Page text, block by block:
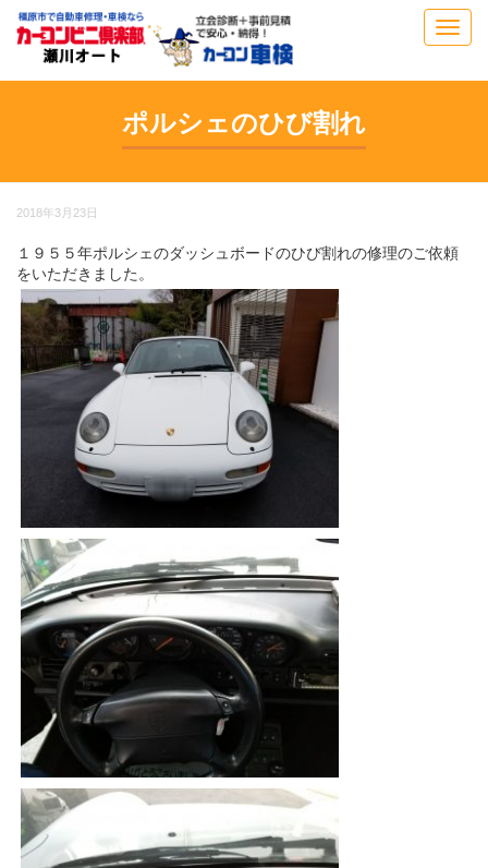
ポルシェのひび割れ
2018年3月23日
１９５５年ポルシェのダッシュボードのひび割れの修理のご依頼
をいただきました。